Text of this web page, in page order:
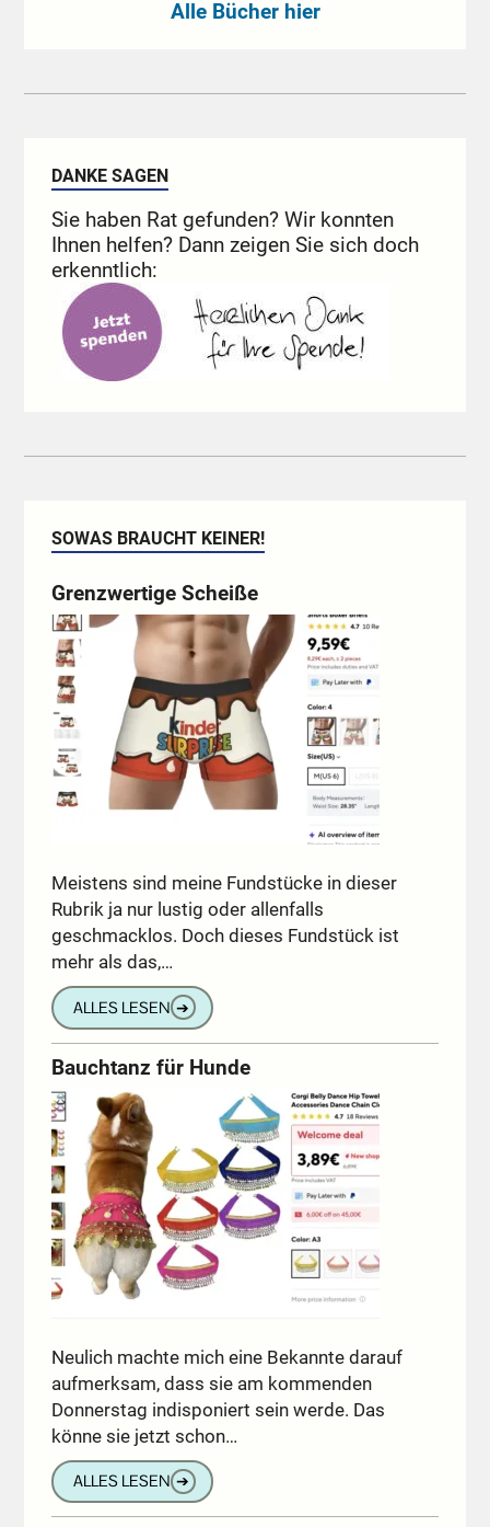
Alle Bücher hier
DANKE SAGEN
Sie haben Rat gefunden? Wir konnten
Ihnen helfen? Dann zeigen Sie sich doch
erkenntlich:
SOWAS BRAUCHT KEINER!
Grenzwertige Scheiße
Meistens sind meine Fundstücke in dieser
Rubrik ja nur lustig oder allenfalls
geschmacklos. Doch dieses Fundstück ist
mehr als das,…
ALLES LESEN ➔
Bauchtanz für Hunde
Neulich machte mich eine Bekannte darauf
aufmerksam, dass sie am kommenden
Donnerstag indisponiert sein werde. Das
könne sie jetzt schon…
ALLES LESEN ➔